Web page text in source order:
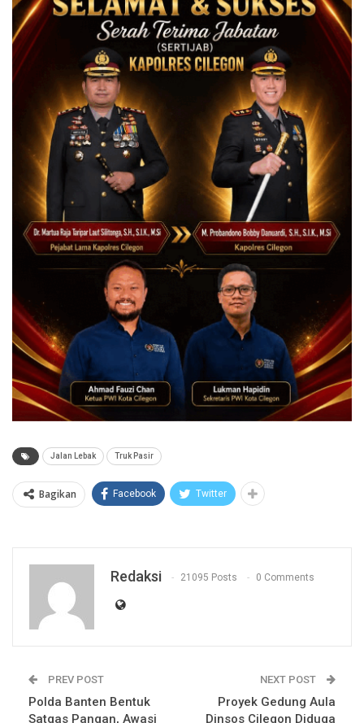
Jalan Lebak Truk Pasir
Bagikan Facebook Twitter
Redaksi 21095 Posts 0 Comments
PREV POST
Polda Banten Bentuk
Satgas Pangan, Awasi
NEXT POST
Proyek Gedung Aula
Dinsos Cilegon Diduga